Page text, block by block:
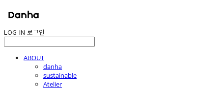
LOG IN 로그인
ABOUT
danha
sustainable
Atelier